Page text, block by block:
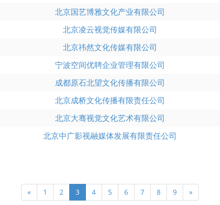
北京国艺博雅文化产业有限公司
北京凌云视觉传媒有限公司
北京祎然文化传媒有限公司
宁波空间优聘企业管理有限公司
成都原石北望文化传播有限公司
北京成桥文化传播有限责任公司
北京大骞视觉文化艺术有限公司
北京中广影视融媒体发展有限责任公司
« 1 2 3 4 5 6 7 8 9 »